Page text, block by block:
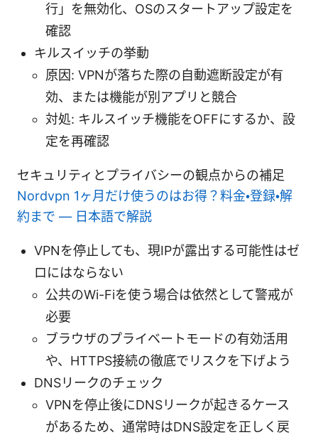
行」を無効化、OSのスタートアップ設定を
確認
キルスイッチの挙動
原因: VPNが落ちた際の自動遮断設定が有
効、または機能が別アプリと競合
対処: キルスイッチ機能をOFFにするか、設
定を再確認
セキュリティとプライバシーの観点からの補足
Nordvpn 1ヶ月だけ使うのはお得？料金・登録・解
約まで — 日本語で解説
VPNを停止しても、現IPが露出する可能性はゼ
ロにはならない
公共のWi-Fiを使う場合は依然として警戒が
必要
ブラウザのプライベートモードの有効活用
や、HTTPS接続の徹底でリスクを下げよう
DNSリークのチェック
VPNを停止後にDNSリークが起きるケース
があるため、通常時はDNS設定を正しく戻